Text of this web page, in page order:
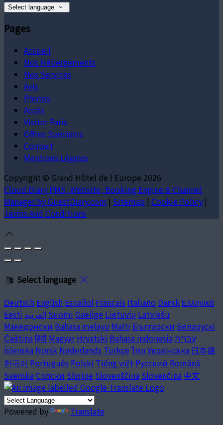
Select language
Pages
Accueil
Nos Hébergements
Nos Services
Avis
Photos
Accès
Visiter Paris
Offres Spéciales
Contact
Mentions Légales
Copyright © Grand Hôtel de l Europe 2026
Cloud Diary PMS, Website, Booking Engine & Channel
Manager by GuestDiary.com | Sitemap | Cookie Policy |
Terms And Conditions
Select language
Deutsch English Español Français Italiano Dansk Ελληνικά
Eesti العربية Suomi Gaeilge Lietuvių Latviešu
Македонски Bahasa melayu Malti Български Беларускі
Čeština हिंदी Magyar Hrvatski Bahasa indonesia עברית
Íslenska Norsk Nederlands Türkçe ไทย Українська 日本語
한국어 Português Polski Tiếng việt Русский Română
Svenska Српски Shqipe Slovenščina Slovenčina 中文
Powered by Translate